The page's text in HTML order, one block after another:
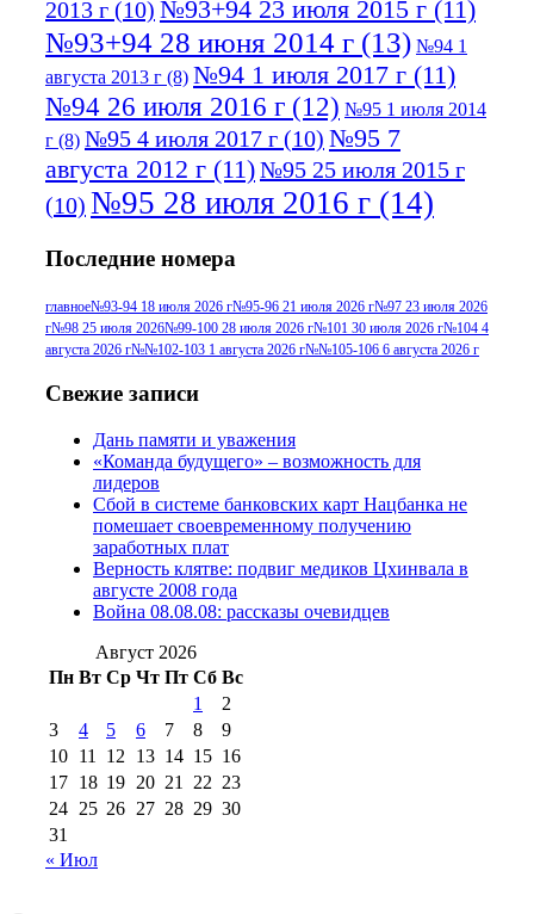
2013 г (10) №93+94 23 июля 2015 г (11)
№93+94 28 июня 2014 г (13) №94 1
августа 2013 г (8) №94 1 июля 2017 г (11)
№94 26 июля 2016 г (12) №95 1 июля 2014
г (8) №95 4 июля 2017 г (10) №95 7
августа 2012 г (11)№95 25 июля 2015 г
(10) №95 28 июля 2016 г (14)
июля 2017 г(11)№96 9 августа 2012
г(13) №96 28 июля 2015 г(9) №96+97 3
июля 2014 г(10)№96+97 30 июля
июля 2017 г
2012 г(15)№97 30 июля 2015 г
(15)№98 1 августа 2015 г
августа 2016 г(10)№98 5 июля 2014 г(10)
№98 8 августа 2013 г
августа 2012 г(14)
2017 г(9)
№99 4 августа
2016 г(12) №99 8 июля 2014 г
августа 2012 г(11)
августа 2013 г
(12)
Последние номера
главное№93-94 18 июля 2026 г№95-96 21 июля 2026 г№97 23 июля 2026
г№98 25 июля 2026№99-100 28 июля 2026 г№101 30 июля 2026 г№104 4
августа 2026 г№№102-103 1 августа 2026 г№№105-106 6 августа 2026 г
Свежие записи
Дань памяти и уважения
«Команда будущего» – возможность для
лидеров
Сбой в системе банковских карт Нацбанка не
помешает своевременному получению
заработных плат
Верность клятве: подвиг медиков Цхинвала в
августе 2008 года
Война 08.08.08: рассказы очевидцев
Август 2026
Пн Вт Ср Чт Пт Сб Вс
1
2
3
4 5 6 7 8
9
10 11 12 13 14 15 16
17 18 19 20 21 22 23
24 25 26 27 28 29 30
31
« Июл